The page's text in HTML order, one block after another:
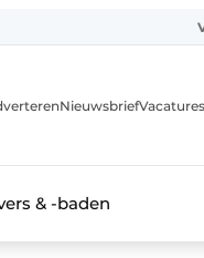
NieuwsbriefVacatures
& -baden